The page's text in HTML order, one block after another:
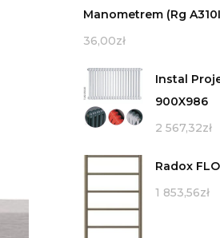
Manometrem (Rg
36,00zł
Instal
900X986
2 567,32zł
Radox
1 853,56zł